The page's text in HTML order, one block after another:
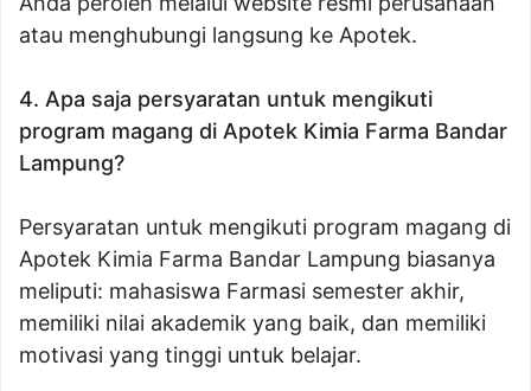
atau menghubungi langsung ke Apotek.
4. Apa saja persyaratan untuk mengikuti
program magang di Apotek Kimia Farma Bandar
Lampung?
Persyaratan untuk mengikuti program magang di
Apotek Kimia Farma Bandar Lampung biasanya
meliputi: mahasiswa Farmasi semester akhir,
memiliki nilai akademik yang baik, dan memiliki
motivasi yang tinggi untuk belajar.